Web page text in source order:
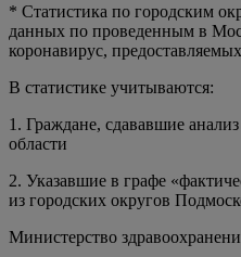
* Статистика по городским
данных по проведенным в
коронавирус,
В статистике учитываются:
1. Граждане, сдававшие
области
2. Указавшие в графе
из городских округов
Министерство